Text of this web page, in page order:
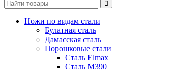
Ножи по видам стали
Булатная сталь
Дамасская сталь
Порошковые стали
Сталь Elmax
Сталь М390